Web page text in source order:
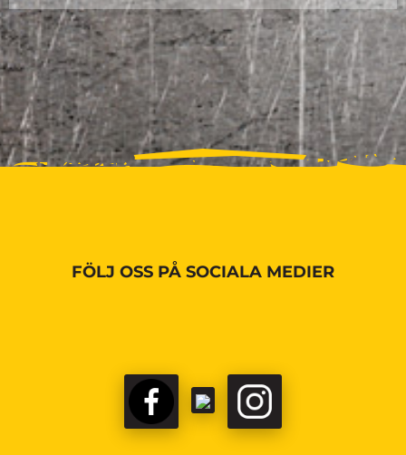
FÖLJ OSS PÅ SOCIALA MEDIER